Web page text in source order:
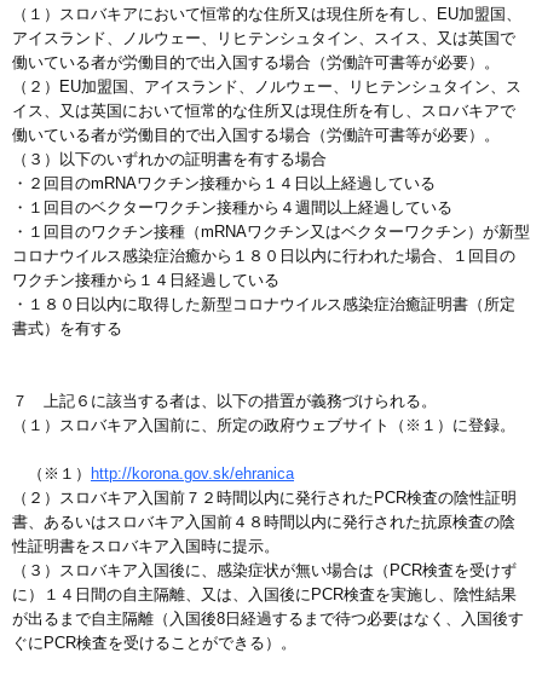
（１）スロバキアにおいて恒常的な住所又は現住所を有し、EU加盟国、
アイスランド、ノルウェー、リヒテンシュタイン、スイス、又は英国で
働いている者が労働目的で出入国する場合（労働許可書等が必要）。
（２）EU加盟国、アイスランド、ノルウェー、リヒテンシュタイン、ス
イス、又は英国において恒常的な住所又は現住所を有し、スロバキアで
働いている者が労働目的で出入国する場合（労働許可書等が必要）。
（３）以下のいずれかの証明書を有する場合
・２回目のmRNAワクチン接種から１４日以上経過している
・１回目のベクターワクチン接種から４週間以上経過している
・１回目のワクチン接種（mRNAワクチン又はベクターワクチン）が新型
コロナウイルス感染症治癒から１８０日以内に行われた場合、１回目の
ワクチン接種から１４日経過している
・１８０日以内に取得した新型コロナウイルス感染症治癒証明書（所定
書式）を有する
７ 上記６に該当する者は、以下の措置が義務づけられる。
（１）スロバキア入国前に、所定の政府ウェブサイト（※１）に登録。
（※１）
http://korona.gov.sk/ehranica
（２）スロバキア入国前７２時間以内に発行されたPCR検査の陰性証明
書、あるいはスロバキア入国前４８時間以内に発行された抗原検査の陰
性証明書をスロバキア入国時に提示。
（３）スロバキア入国後に、感染症状が無い場合は（PCR検査を受けず
に）１４日間の自主隔離、又は、入国後にPCR検査を実施し、陰性結果
が出るまで自主隔離（入国後8日経過するまで待つ必要はなく、入国後す
ぐにPCR検査を受けることができる）。